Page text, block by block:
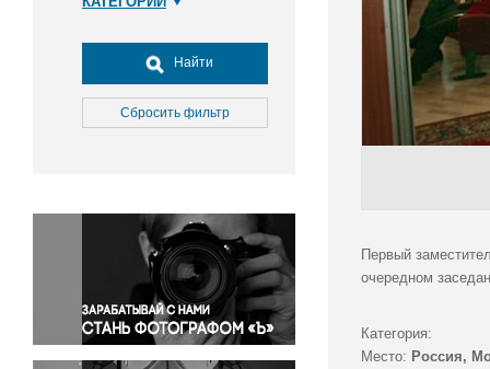
Досуг, туризм и отдых
Культура
Медицина
Окружающая среда
Политика
Правосудие
Происшествия и конфликты
Религия
Светская жизнь
Найти
Сбросить фильтр
Первый
очередном
Категория:
Место: Россия,